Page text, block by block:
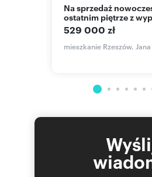
Na sprzedaż nowoczesne 38m² na
ostatnim piętrze z
529 000 zł
mieszkanie Rzeszów,